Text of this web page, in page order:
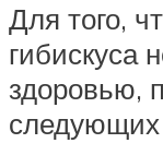
Для того,
гибискуса
здоровью,
следующих